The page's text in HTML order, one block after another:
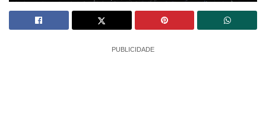
PUBLICIDADE